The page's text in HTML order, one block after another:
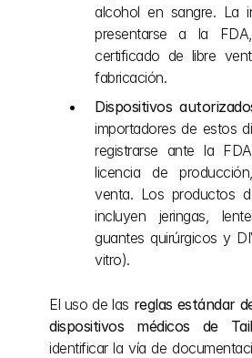
alcohol en sangre. La
presentarse a la
certificado de libre
fabricación.
Dispositivos
importadores de estos
registrarse ante la
licencia de
venta. Los productos
incluyen jeringas,
guantes quirúrgicos y
vitro).
El uso de las reglas estándar
dispositivos médicos de
identificar la vía de